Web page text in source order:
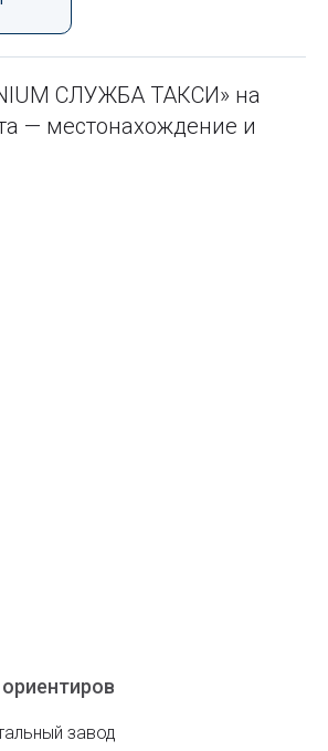
СЛУЖБА ТАКСИ» на
— местонахождение и
завод